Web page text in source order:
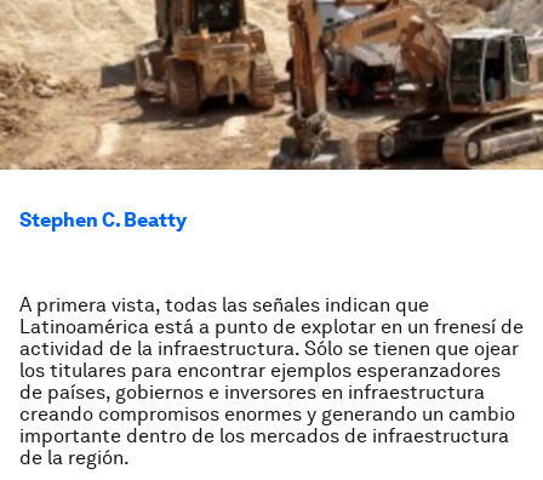
Stephen C. Beatty
A primera vista, todas las señales indican que
Latinoamérica está a punto de explotar en un frenesí de
actividad de la infraestructura. Sólo se tienen que ojear
los titulares para encontrar ejemplos esperanzadores
de países, gobiernos e inversores en infraestructura
creando compromisos enormes y generando un cambio
importante dentro de los mercados de infraestructura
de la región.